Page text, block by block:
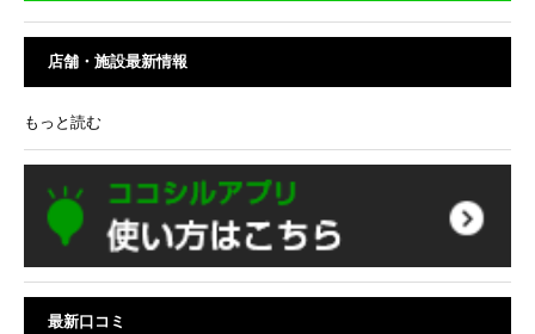
店舗・施設最新情報
もっと読む
最新口コミ